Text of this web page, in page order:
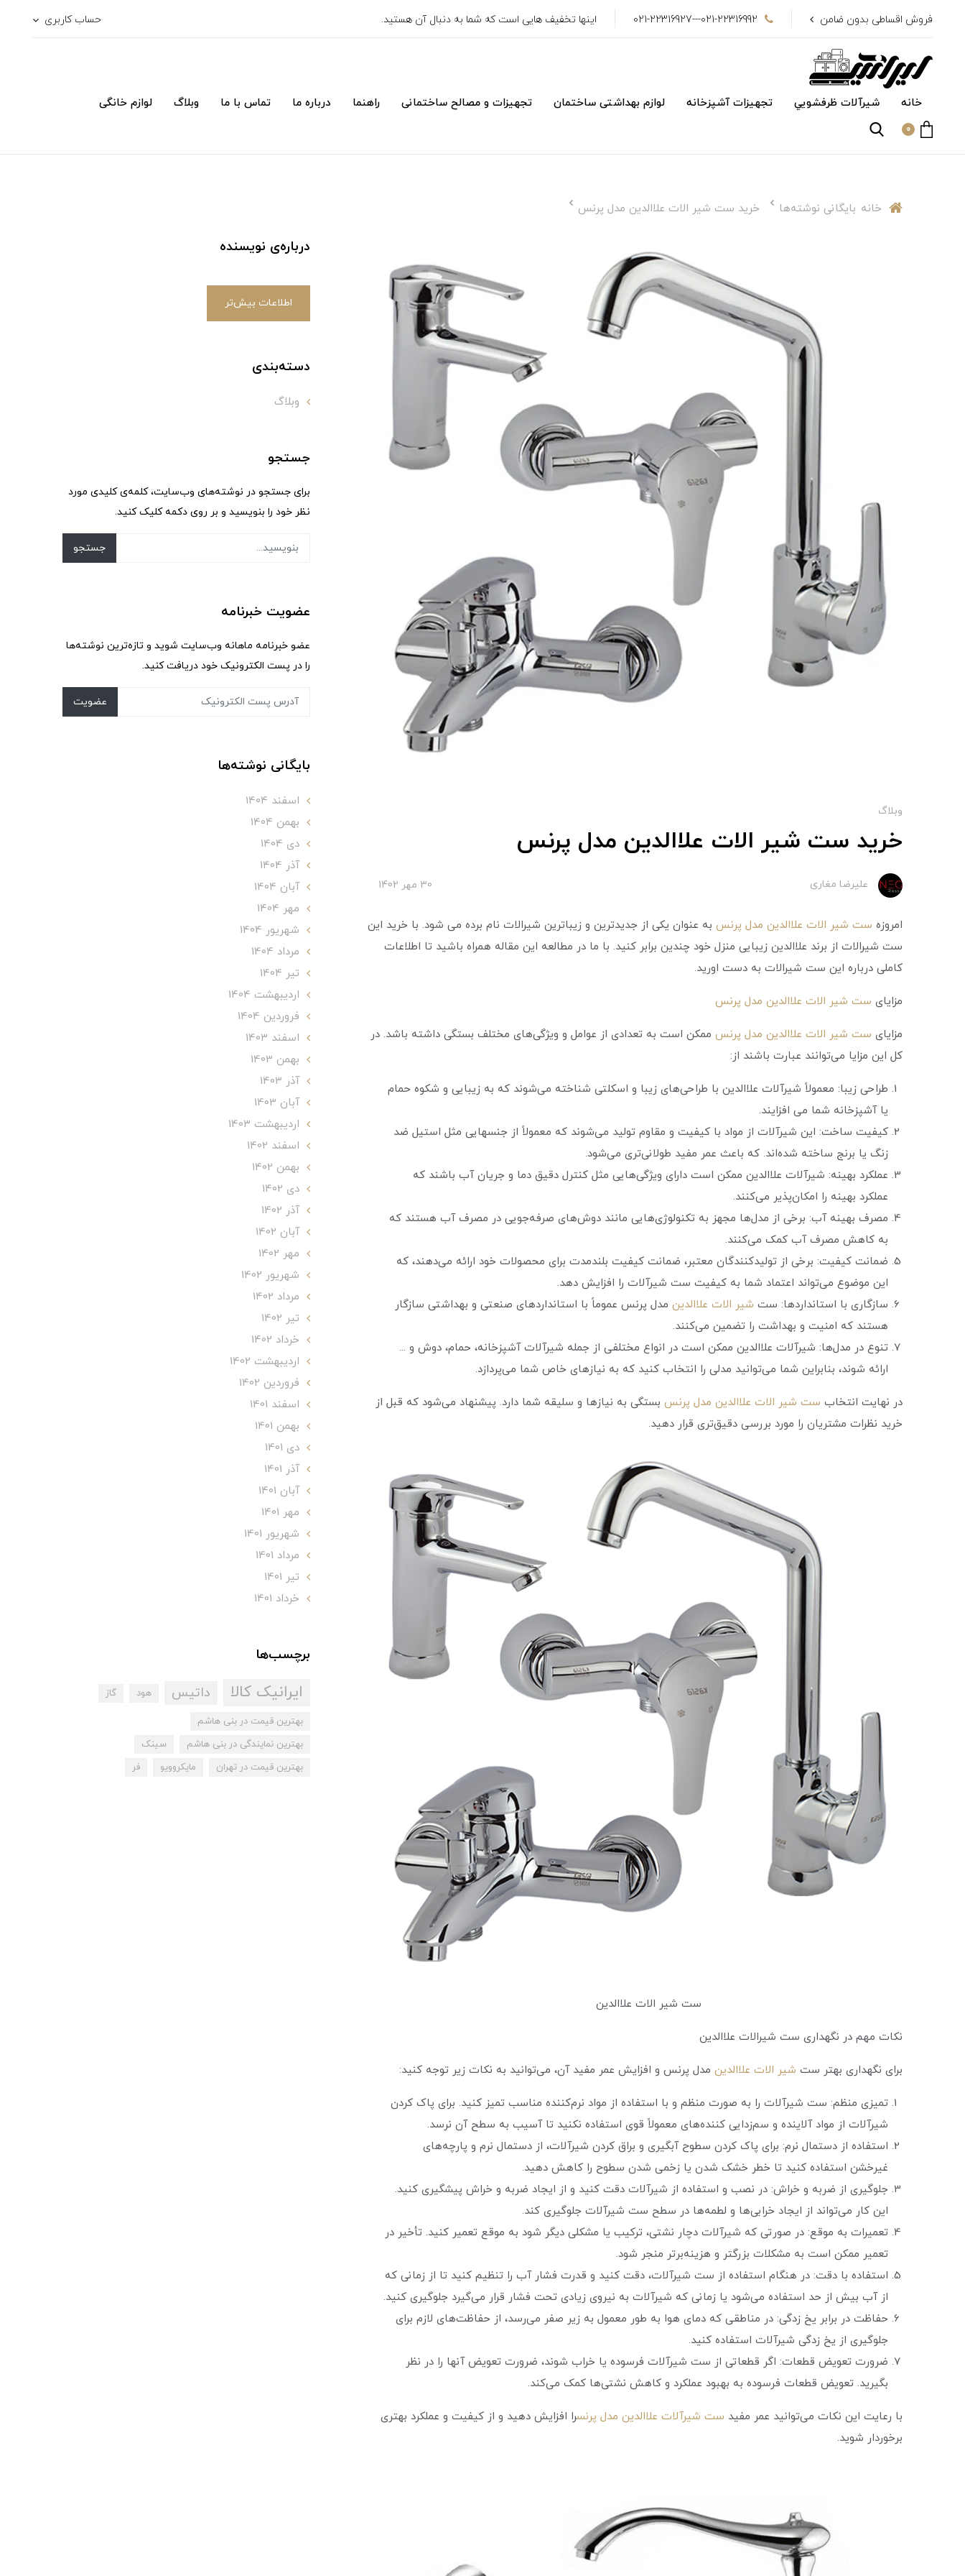
فروش اقساطی بدون ضامن 021-22316992---021-22316927 اینها تخفیف هایی است که شما به دنبال آن هستید. حساب کاربری
خانه شیرآلات ظرفشويي تجهیزات آشپزخانه لوازم بهداشتی ساختمان تجهیزات و مصالح ساختمانی راهنما درباره ما تماس با ما وبلاگ لوازم خانگی
0
خانه بایگانی نوشته‌ها خرید ست شیر الات علاالدین مدل پرنس
وبلاگ
خرید ست شیر الات علاالدین مدل پرنس
علیرضا مغاری 30 مهر 1402
امروزه ست شیر الات علاالدین مدل پرنس به عنوان یکی از جدیدترین و زیباترین شیرالات نام برده می شود. با خرید این
ست شیرالات از برند علاالدین زیبایی منزل خود چندین برابر کنید. با ما در مطالعه این مقاله همراه باشید تا اطلاعات
کاملی درباره این ست شیرالات به دست اورید.
مزایای ست شیر الات علاالدین مدل پرنس
مزایای ست شیر الات علاالدین مدل پرنس ممکن است به تعدادی از عوامل و ویژگی‌های مختلف بستگی داشته باشد. در
کل این مزایا می‌توانند عبارت باشند از:
طراحی زیبا: معمولاً شیرآلات علاالدین با طراحی‌های زیبا و اسکلتی شناخته می‌شوند که به زیبایی و شکوه حمام
یا آشپزخانه شما می افزایند.
کیفیت ساخت: این شیرآلات از مواد با کیفیت و مقاوم تولید می‌شوند که معمولاً از جنسهایی مثل استیل ضد
زنگ یا برنج ساخته شده‌اند. که باعث عمر مفید طولانی‌تری می‌شود.
عملکرد بهینه: شیرآلات علاالدین ممکن است دارای ویژگی‌هایی مثل کنترل دقیق دما و جریان آب باشند که
عملکرد بهینه را امکان‌پذیر می‌کنند.
مصرف بهینه آب: برخی از مدل‌ها مجهز به تکنولوژی‌هایی مانند دوش‌های صرفه‌جویی در مصرف آب هستند که
به کاهش مصرف آب کمک می‌کنند.
ضمانت کیفیت: برخی از تولیدکنندگان معتبر، ضمانت کیفیت بلندمدت برای محصولات خود ارائه می‌دهند، که
این موضوع می‌تواند اعتماد شما به کیفیت ست شیرآلات را افزایش دهد.
سازگاری با استانداردها: ست شیر الات علاالدین مدل پرنس عموماً با استانداردهای صنعتی و بهداشتی سازگار
هستند که امنیت و بهداشت را تضمین می‌کنند.
تنوع در مدل‌ها: شیرآلات علاالدین ممکن است در انواع مختلفی از جمله شیرآلات آشپزخانه، حمام، دوش و ...
ارائه شوند، بنابراین شما می‌توانید مدلی را انتخاب کنید که به نیازهای خاص شما می‌پردازد.
در نهایت انتخاب ست شیر الات علاالدین مدل پرنس بستگی به نیازها و سلیقه شما دارد. پیشنهاد می‌شود که قبل از
خرید نظرات مشتریان را مورد بررسی دقیق‌تری قرار دهید.
ست شیر الات علاالدین
نکات مهم در نگهداری ست شیرالات علاالدین
برای نگهداری بهتر ست شیر الات علاالدین مدل پرنس و افزایش عمر مفید آن، می‌توانید به نکات زیر توجه کنید:
تمیزی منظم: ست شیرآلات را به صورت منظم و با استفاده از مواد نرم‌کننده مناسب تمیز کنید. برای پاک کردن
شیرآلات از مواد آلاینده و سم‌زدایی کننده‌های معمولاً قوی استفاده نکنید تا آسیب به سطح آن نرسد.
استفاده از دستمال نرم: برای پاک کردن سطوح آبگیری و براق کردن شیرآلات، از دستمال نرم و پارچه‌های
غیرخشن استفاده کنید تا خطر خشک شدن یا زخمی شدن سطوح را کاهش دهید.
جلوگیری از ضربه و خراش: در نصب و استفاده از شیرآلات دقت کنید و از ایجاد ضربه و خراش پیشگیری کنید.
این کار می‌تواند از ایجاد خرابی‌ها و لطمه‌ها در سطح ست شیرآلات جلوگیری کند.
تعمیرات به موقع: در صورتی که شیرآلات دچار نشتی، ترکیب یا مشکلی دیگر شود به موقع تعمیر کنید. تأخیر در
تعمیر ممکن است به مشکلات بزرگتر و هزینه‌برتر منجر شود.
استفاده با دقت: در هنگام استفاده از ست شیرآلات، دقت کنید و قدرت فشار آب را تنظیم کنید تا از زمانی که
از آب بیش از حد استفاده می‌شود یا زمانی که شیرآلات به نیروی زیادی تحت فشار قرار می‌گیرد جلوگیری کنید.
حفاظت در برابر یخ زدگی: در مناطقی که دمای هوا به طور معمول به زیر صفر می‌رسد، از حفاظت‌های لازم برای
جلوگیری از یخ زدگی شیرآلات استفاده کنید.
ضرورت تعویض قطعات: اگر قطعاتی از ست شیرآلات فرسوده یا خراب شوند، ضرورت تعویض آنها را در نظر
بگیرید. تعویض قطعات فرسوده به بهبود عملکرد و کاهش نشتی‌ها کمک می‌کند.
با رعایت این نکات می‌توانید عمر مفید ست شیرآلات علاالدین مدل پرنسرا افزایش دهید و از کیفیت و عملکرد بهتری
برخوردار شوید.
درباره‌ی نویسنده
اطلاعات بیش‌تر
دسته‌بندی
وبلاگ
جستجو
برای جستجو در نوشته‌های وب‌سایت، کلمه‌ی کلیدی مورد
نظر خود را بنویسید و بر روی دکمه کلیک کنید.
جستجو
عضویت خبرنامه
عضو خبرنامه ماهانه وب‌سایت شوید و تازه‌ترین نوشته‌ها
را در پست الکترونیک خود دریافت کنید.
عضویت
بایگانی نوشته‌ها
اسفند 1404
بهمن 1404
دی 1404
آذر 1404
آبان 1404
مهر 1404
شهریور 1404
مرداد 1404
تير 1404
ارديبهشت 1404
فروردین 1404
اسفند 1403
بهمن 1403
آذر 1403
آبان 1403
ارديبهشت 1403
اسفند 1402
بهمن 1402
دی 1402
آذر 1402
آبان 1402
مهر 1402
شهریور 1402
مرداد 1402
تير 1402
خرداد 1402
ارديبهشت 1402
فروردین 1402
اسفند 1401
بهمن 1401
دی 1401
آذر 1401
آبان 1401
مهر 1401
شهریور 1401
مرداد 1401
تير 1401
خرداد 1401
برچسب‌ها
ایرانیک کالا داتیس هود گاز
بهترین قیمت در بنی هاشم
بهترین نمایندگی در بنی هاشم
سینک
بهترین قیمت در تهران
مایکروویو فر